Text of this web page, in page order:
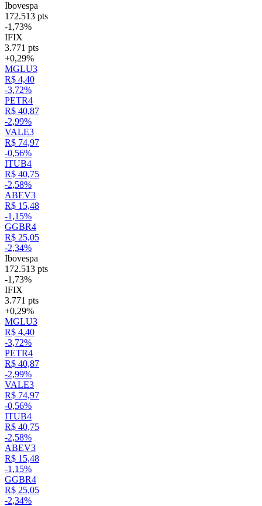
Ibovespa
172.513 pts
-1,73%
IFIX
3.771 pts
+0,29%
MGLU3
R$ 4,40
-3,72%
PETR4
R$ 40,87
-2,99%
VALE3
R$ 74,97
-0,56%
ITUB4
R$ 40,75
-2,58%
ABEV3
R$ 15,48
-1,15%
GGBR4
R$ 25,05
-2,34%
Ibovespa
172.513 pts
-1,73%
IFIX
3.771 pts
+0,29%
MGLU3
R$ 4,40
-3,72%
PETR4
R$ 40,87
-2,99%
VALE3
R$ 74,97
-0,56%
ITUB4
R$ 40,75
-2,58%
ABEV3
R$ 15,48
-1,15%
GGBR4
R$ 25,05
-2,34%